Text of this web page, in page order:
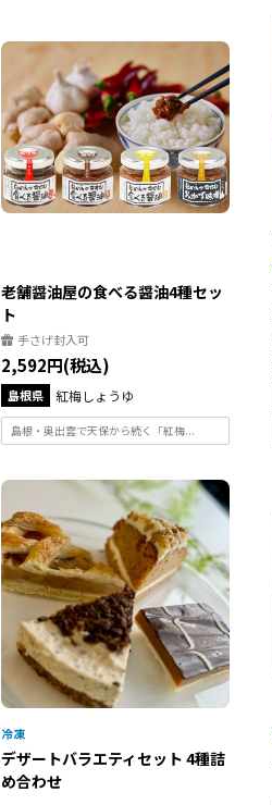
老舗醤油屋の食べる醤油4種セッ
ト
手さげ封入可
2,592円(税込)
島根県 紅梅しょうゆ
島根・奥出雲で天保から続く「紅梅...
デザートバラエティセット 4種詰
め合わせ